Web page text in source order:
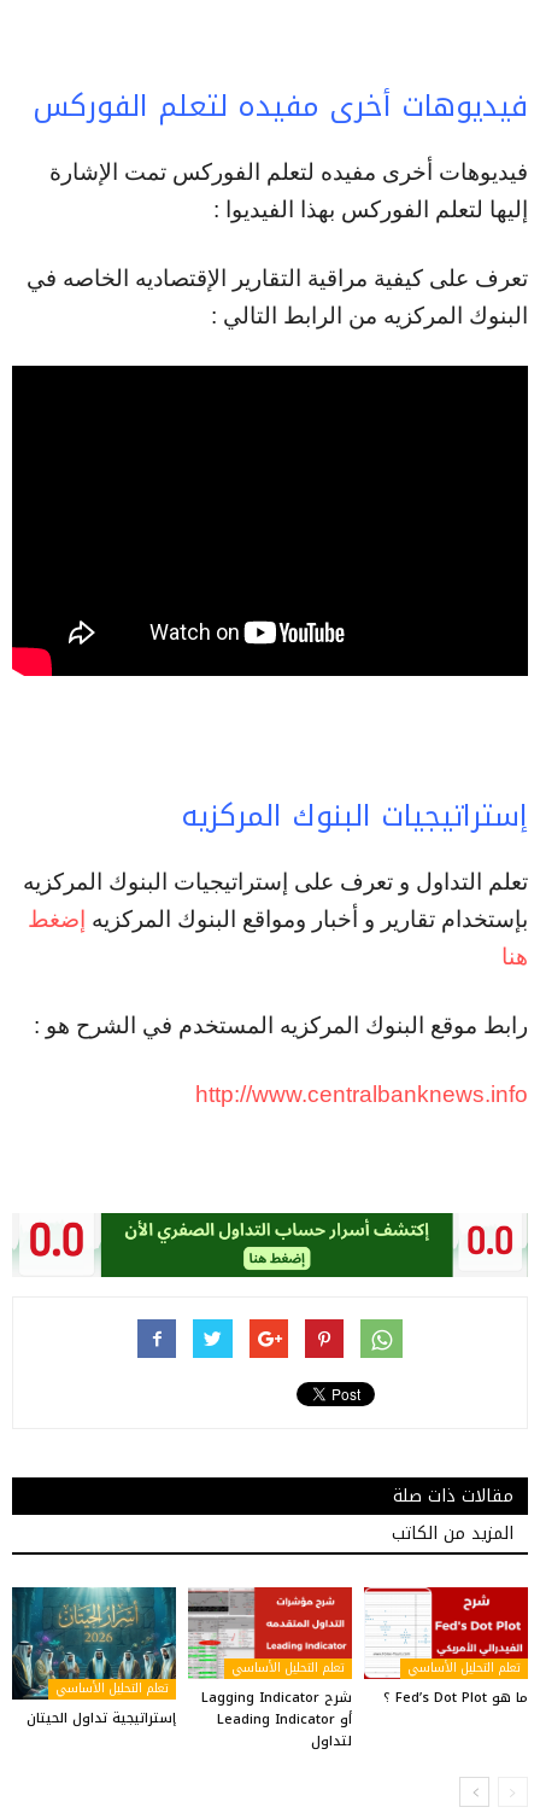
فيديوهات أخرى مفيده لتعلم الفوركس
فيديوهات أخرى مفيده لتعلم الفوركس تمت الإشارة
إليها لتعلم الفوركس بهذا الفيديوا :
تعرف على كيفية مراقية التقارير الإقتصاديه الخاصه في
البنوك المركزيه من الرابط التالي :
إستراتيجيات البنوك المركزيه
تعلم التداول و تعرف على إستراتيجيات البنوك المركزيه
بإستخدام تقارير و أخبار ومواقع البنوك المركزيه إضغط
هنا
رابط موقع البنوك المركزيه المستخدم في الشرح هو :
http://www.centralbanknews.info
مقالات ذات صلة
المزيد من الكاتب
تعلم التحليل الأساسي
إستراتيجية تداول الحيتان
تعلم التحليل الأساسي
شرح Lagging Indicator
أو Leading Indicator
لتداول
تعلم التحليل الأساسي
ما هو Fed’s Dot Plot ؟